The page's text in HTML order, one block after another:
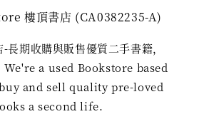
樓頂書店 (CA0382235-A)
長期收購與販售優質二手書籍，
We're a used Bookstore based
and sell quality pre-loved
a second life.